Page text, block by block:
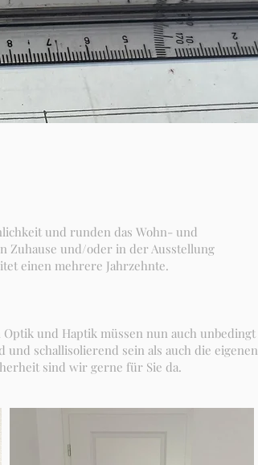
und runden das Wohn- und
Zuhause und/oder in der Ausstellung
einen mehrere Jahrzehnte.
und Haptik müssen nun auch unbedingt
schallisolierend sein als auch die eigenen
sind wir gerne für Sie da.